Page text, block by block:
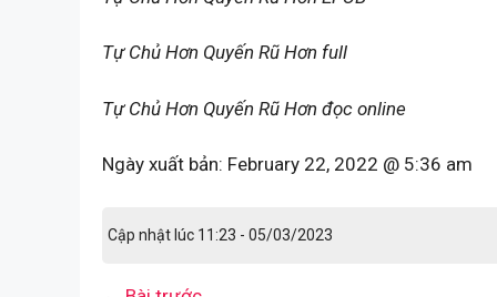
Tự Chủ Hơn Quyến Rũ Hơn full
Tự Chủ Hơn Quyến Rũ Hơn đọc online
Ngày xuất bản: February 22, 2022 @ 5:36 am
Cập nhật lúc 11:23 - 05/03/2023